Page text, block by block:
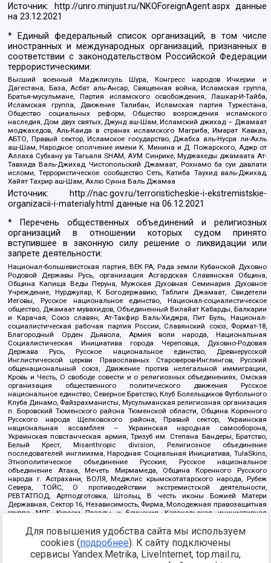
Источник: http://unro.minjust.ru/NKOForeignAgent.aspxданные
на23.12.2021
* Единый федеральный список организаций, в том числе
иностранных и международных организаций, признанных в
соответствии с законодательством Российской Федерации
террористическими:
Высший военный Маджлисуль Шура, Конгресс народов Ичкерии и
Дагестана, База, Асбат аль-Ансар, Священная война, Исламская группа,
Братья-мусульмане, Партия исламского освобождения, Лашкар-И-Тайба,
Исламская группа, Движение Талибан, Исламская партия Туркестана,
Общество социальных реформ, Общество возрождения исламского
наследия, Дом двух святых, Джунд аш-Шам, Исламский джихад – Джамаат
моджахедов, Аль-Каида в странах исламского Магриба, Имарат Кавказ,
АБТО, Правый сектор, Исламское государство, Джабха аль-Нусра ли-Ахль
аш-Шам, Народное ополчение имени К. Минина и Д. Пожарского, Аджр от
Аллаха Субхану уа Тагьаля SHAM, АУМ Синрике, Муджахеды джамаата Ат-
Тавхида Валь-Джихад, Чистопольский Джамаат, Рохнамо ба суи давлати
исломи, Террористическое сообщество Сеть, Катиба Таухид валь-Джихад,
Хайят Тахрир аш-Шам, Ахлю Сунна Валь Джамаа
Источник:
http://nac.gov.ru/terroristicheskie-i-ekstremistskie-
organizacii-i-materialy.html данные на06.12.2021
* Перечень общественных объединений и религиозных
организаций в отношении которых судом принято
вступившее в законную силу решение о ликвидации или
запрете деятельности:
Национал-большевистская партия, ВЕК РА, Рада земли Кубанской Духовно
Родовой Державы Русь, организация Асгардская Славянская Община,
Община Капища Веды Перуна, Мужская Духовная Семинария Духовное
Учреждение, Нурджулар, К Богодержавию, Таблиги Джамаат, Свидетели
Иеговы, Русское национальное единство, Национал-социалистическое
общество, Джамаат мувахидов, Объединенный Вилайат Кабарды, Балкарии
и Карачая, Союз славян, Ат-Такфир Валь-Хиджра, Пит Буль, Национал-
социалистическая рабочая партия России, Славянский союз, Формат-18,
Благородный Орден Дьявола, Армия воли народа, Национальная
Социалистическая Инициатива города Череповца, Духовно-Родовая
Держава Русь, Русское национальное единство, Древнерусской
Инглистической церкви Православных Староверов-Инглингов, Русский
общенациональный союз, Движение против нелегальной иммиграции,
Кровь и Честь, О свободе совести и о религиозных объединениях, Омская
организация общественного политического движения Русское
национальное единство, Северное Братство, Клуб Болельщиков Футбольного
Клуба Динамо, Файзрахманисты, Мусульманская религиозная организация
п. Боровский Тюменского района Тюменской области, Община Коренного
Русского народа Щелковского района, Правый сектор, Украинская
национальная ассамблея – Украинская народная самооборона,
Украинская повстанческая армия, Тризуб им. Степана Бандеры, Братство,
Белый Крест, Misanthropic division, Религиозное объединение
последователей инглиизма, Народная Социальная Инициатива, TulaSkins,
Этнополитическое объединение Русские, Русское национальное
объединение Атака, Мечеть Мирмамеда, Община Коренного Русского
народа г. Астрахани, ВОЛЯ, Меджлис крымскотатарского народа, Рубеж
Севера, ТОЙС, О противодействии экстремистской деятельности,
РЕВТАТПОД, Артподготовка, Штольц, В честь иконы Божией Матери
Державная, Сектор 16, Независимость, Фирма, Молодежная правозащитная
группа МПГ, Курсом Правды и Единения, Каракольская инициативная
Благотворительный пансионат Ак Умут, Русская республика Русь,
Арестантское уголовное единство, Башкорт, Нация и свобода, W.H.С., Фалунь
Дафа, Иртыш Ultras, Русский Патриотический клуб-Новокузнецк/РПК,
Сибирский державный союз, Фонд борьбы с коррупцией, Фонд защиты прав
Для повышения удобства сайта мы используем
cookies (подробнее). К сайту подключены
сервисы Yandex.Metrika, LiveInternet, top.mail.ru,